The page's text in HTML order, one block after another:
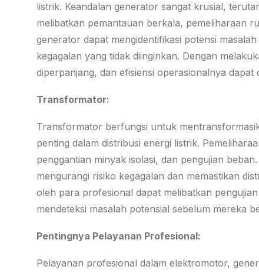
listrik. Keandalan generator sangat krusial,
melibatkan pemantauan berkala, pemeliharaan
generator dapat mengidentifikasi potensi
kegagalan yang tidak diinginkan. Dengan
diperpanjang, dan efisiensi operasionalnya dapat
Transformator:
Transformator berfungsi untuk
penting dalam distribusi energi listrik.
penggantian minyak isolasi, dan pengujian
mengurangi risiko kegagalan dan memastikan
oleh para profesional dapat melibatkan
mendeteksi masalah potensial sebelum mereka
Pentingnya Pelayanan Profesional:
Pelayanan profesional dalam elektromotor,